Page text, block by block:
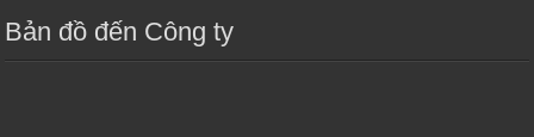
Bản đồ đến Công ty